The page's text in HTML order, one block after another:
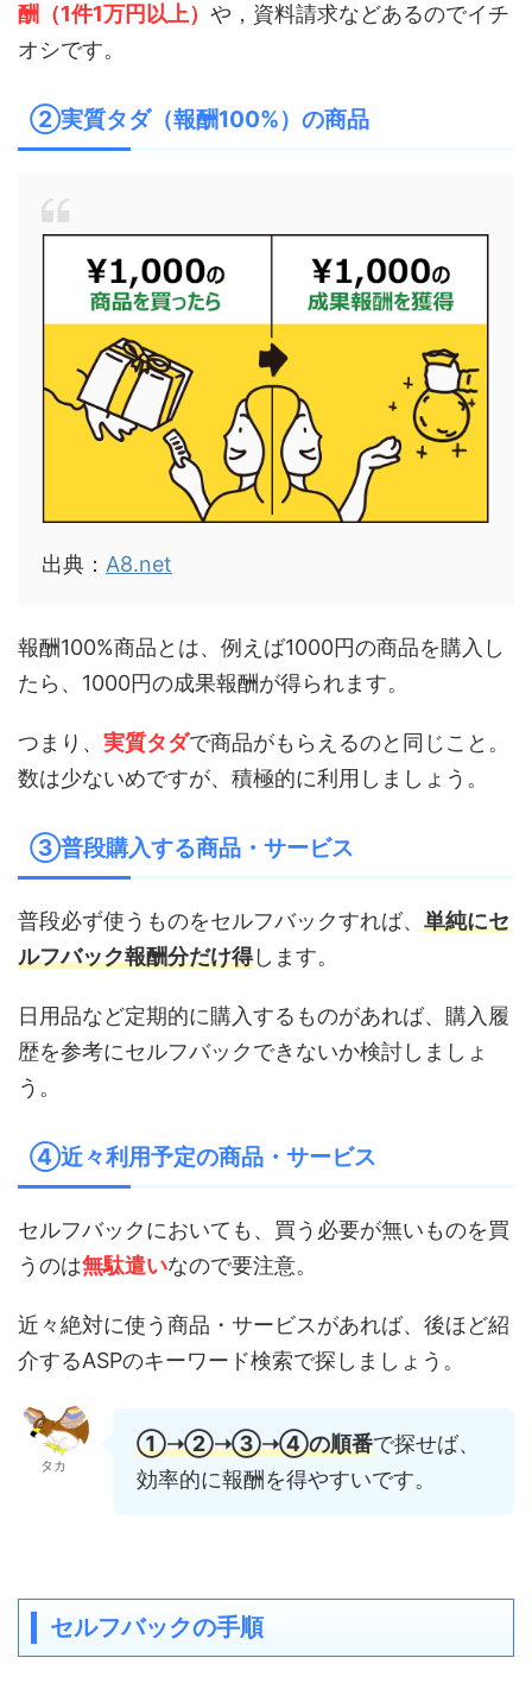
酬（1件1万円以上） や，資料請求などあるのでイチ
オシです。
②実質タダ（報酬100%）の商品
出典： A8.net
報酬100%商品とは、例えば1000円の商品を購入し
たら、1000円の成果報酬が得られます。
つまり、 実質タダで商品がもらえるのと同じこと。
数は少ないめですが、積極的に利用しましょう。
③普段購入する商品・サービス
普段必ず使うものをセルフバックすれば、 単純にセ
ルフバック報酬分だけ得します。
日用品など定期的に購入するものがあれば、購入履
歴を参考にセルフバックできないか検討しましょ
う。
④近々利用予定の商品・サービス
セルフバックにおいても、買う必要が無いものを買
うのは無駄遣いなので要注意。
近々絶対に使う商品・サービスがあれば、後ほど紹
介するASPのキーワード検索で探しましょう。
タカ
①➝②➝③➝④の順番で探せば、
効率的に報酬を得やすいです。
セルフバックの手順